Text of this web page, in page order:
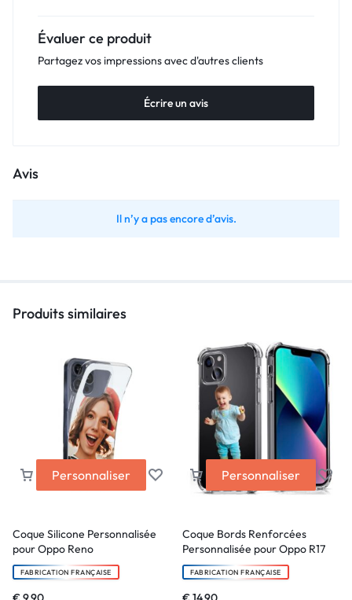
Évaluer ce produit
Partagez vos impressions avec d'autres clients
Écrire un avis
Avis
Il n’y a pas encore d’avis.
Produits similaires
Personnaliser
Coque Silicone Personnalisée
pour Oppo Reno
FABRICATION FRANÇAISE
Personnaliser
Coque Bords Renforcées
Personnalisée pour Oppo R17
FABRICATION FRANÇAISE